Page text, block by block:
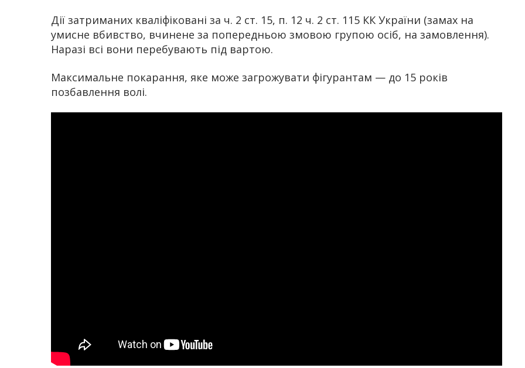
Дії затриманих кваліфіковані за ч. 2 ст. 15, п. 12 ч. 2 ст. 115 КК України (замах на
умисне вбивство, вчинене за попередньою змовою групою осіб, на замовлення).
Наразі всі вони перебувають під вартою.
Максимальне покарання, яке може загрожувати фігурантам — до 15 років
позбавлення волі.